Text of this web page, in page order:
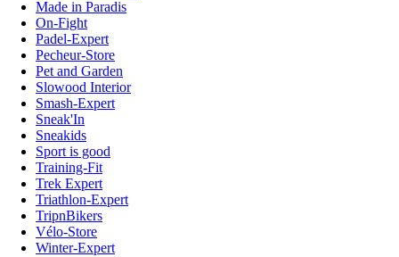
Made in Paradis
On-Fight
Padel-Expert
Pecheur-Store
Pet and Garden
Slowood Interior
Smash-Expert
Sneak'In
Sneakids
Sport is good
Training-Fit
Trek Expert
Triathlon-Expert
TripnBikers
Vélo-Store
Winter-Expert